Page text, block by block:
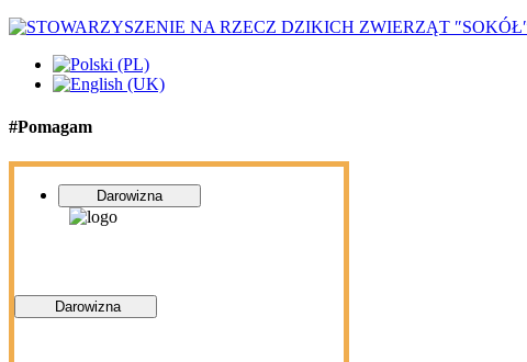
#Pomagam
Darowizna
Darowizna